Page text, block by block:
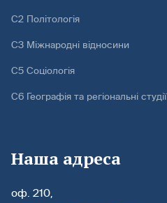
С2 Політологія
С3 Міжнародні відносини
С5 Соціологія
С6 Географія та регіональні студії
Наша адреса
оф. 210,